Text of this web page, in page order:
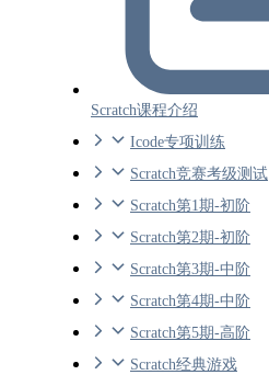
Scratch课程介绍
Icode专项训练
Scratch竞赛考级测试
Scratch第1期-初阶
Scratch第2期-初阶
Scratch第3期-中阶
Scratch第4期-中阶
Scratch第5期-高阶
Scratch经典游戏